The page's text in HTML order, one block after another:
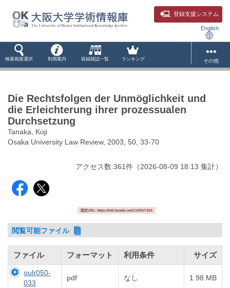
登録支援システム
English
検索画面選択 利用案内 収録雑誌一覧 ランキング その他
Die Rechtsfolgen der Unmöglichkeit und
die Erleichterung ihrer prozessualen
Durchsetzung
Tanaka, Koji
Osaka University Law Review, 2003, 50, 33-70
アクセス数:361件 （2026-08-09 18:13 集計）
固定URL: https://hdl.handle.net/11094/7254
閲覧可能ファイル
ファイル フォーマット 利用条件 サイズ
oulr050-
033
pdf なし 1.98 MB